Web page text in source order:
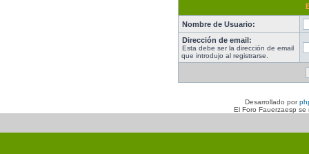
Nombre de Usuario:
Dirección de email:
Esta debe ser la dirección de email
que introdujo al registrarse.
Desarrollado por
El Foro Fauerzaesp